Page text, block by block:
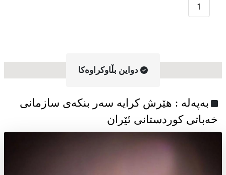
1
دواین بڵاوکراوه‌کا
به‌په‌له‌ : هێرش کرایە سەر بنکەی سازمانی
خەباتی کوردستانی ئێران